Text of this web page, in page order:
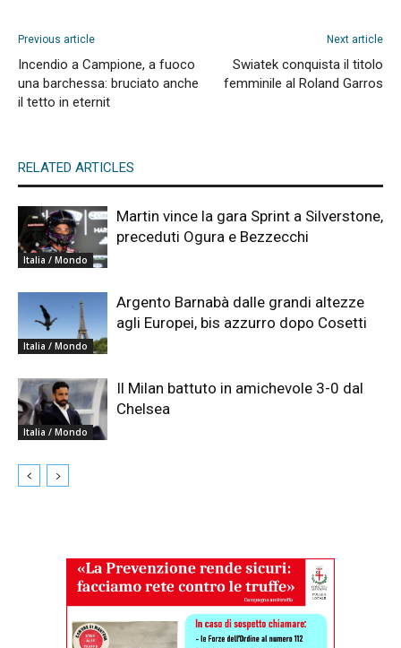
Previous article
Incendio a Campione, a fuoco
una barchessa: bruciato anche
il tetto in eternit
Next article
Swiatek conquista il titolo
femminile al Roland Garros
RELATED ARTICLES
Italia / Mondo
Martin vince la gara Sprint a Silverstone,
preceduti Ogura e Bezzecchi
Italia / Mondo
Argento Barnabà dalle grandi altezze
agli Europei, bis azzurro dopo Cosetti
Italia / Mondo
Il Milan battuto in amichevole 3-0 dal
Chelsea